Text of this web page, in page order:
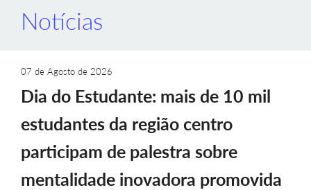
Notícias
07 de Agosto de 2026
Dia do Estudante: mais de 10 mil
estudantes da região centro
participam de palestra sobre
mentalidade inovadora promovida